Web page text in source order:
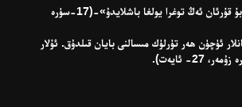
«شۈبھىسىزكى، بۇ قۇرئان ئەڭ توغرا يولغا باشلايدۇ»-(17-سۈرە
ئۈچۈن ھەر تۈرلۈك مىسالنى بايان قىلدۇق. ئۇلار